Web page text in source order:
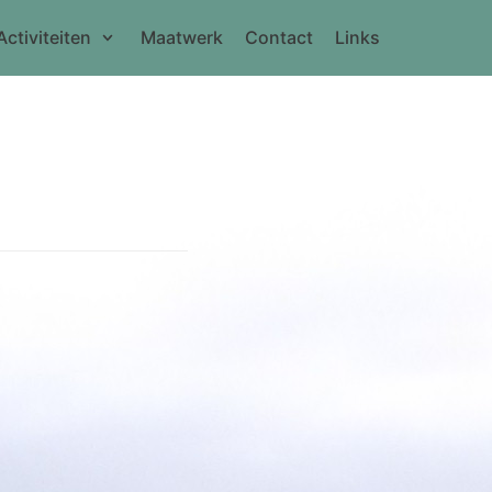
Maatwerk Contact Links